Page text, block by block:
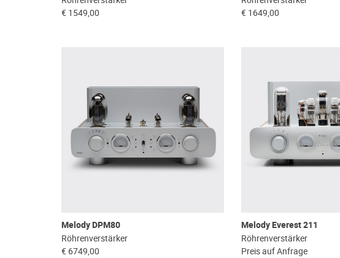
€ 1549,00
€ 1649,00
Melody DPM80
Röhrenverstärker
€ 6749,00
Melody Everest 211
Röhrenverstärker
Preis auf Anfrage